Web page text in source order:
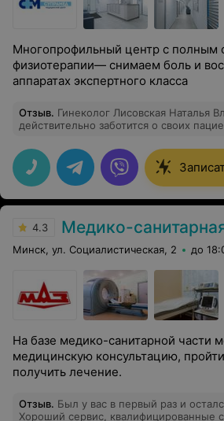
Многопрофильный центр с полным
физиотерапии— снимаем боль и
аппаратах экспертного класса
Отзыв. Гинеколог Лисовская Наталья
действительно заботится о своих
беременности и родов, я с
её. Это специалист, который делает
для того, чтобы помочь женщинам
нормальной жизни!
4.3 Медико-санитарная
Минск, ул. Социалистическая, 2 до
На базе медико-санитарной части
медицинскую консультацию,
получить лечение.
Отзыв. Был у вас в первый раз и остался доволен!
Хороший сервис, квалифицированные